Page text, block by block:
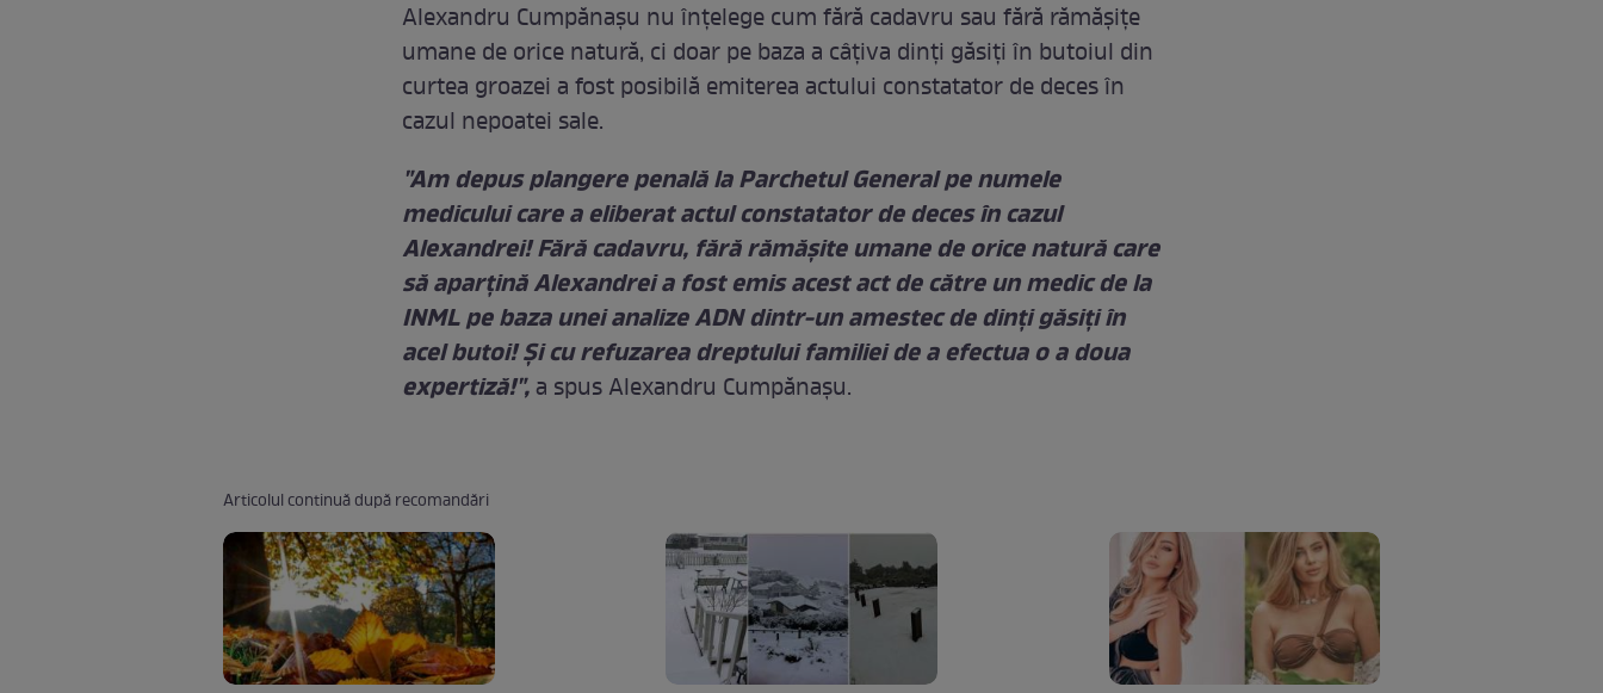
Alexandru Cumpănaşu nu înţelege cum fără cadavru sau fără rămăşiţe
umane de orice natură, ci doar pe baza a câţiva dinţi găsiţi în butoiul din
curtea groazei a fost posibilă emiterea actului constatator de deces în
cazul nepoatei sale.
"Am depus plangere penală la Parchetul General pe numele
medicului care a eliberat actul constatator de deces în cazul
Alexandrei! Fără cadavru, fără rămăşite umane de orice natură care
să aparţină Alexandrei a fost emis acest act de către un medic de la
INML pe baza unei analize ADN dintr-un amestec de dinţi găsiţi în
acel butoi! Şi cu refuzarea dreptului familiei de a efectua o a doua
expertiză!",a spus Alexandru Cumpănaşu.
Articolul continuă după recomandări